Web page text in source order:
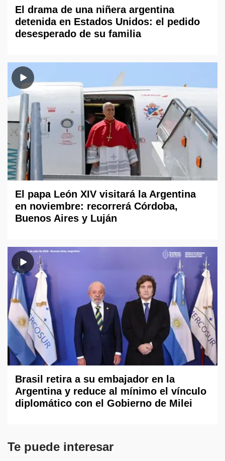
El drama de una niñera argentina
detenida en Estados Unidos: el pedido
desesperado de su familia
El papa León XIV visitará la Argentina
en noviembre: recorrerá Córdoba,
Buenos Aires y Luján
Brasil retira a su embajador en la
Argentina y reduce al mínimo el vínculo
diplomático con el Gobierno de Milei
Te puede interesar